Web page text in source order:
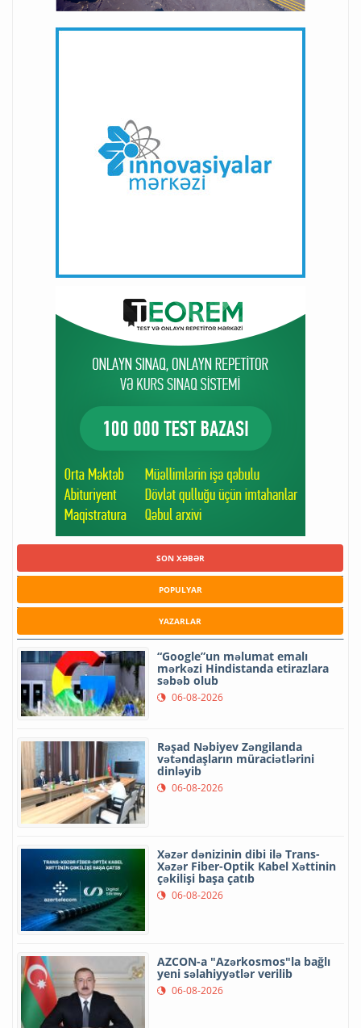
SON XƏBƏR
POPULYAR
YAZARLAR
“Google”un məlumat emalı
mərkəzi Hindistanda etirazlara
səbəb olub
06-08-2026
Rəşad Nəbiyev Zəngilanda
vətəndaşların müraciətlərini
dinləyib
06-08-2026
Xəzər dənizinin dibi ilə Trans-
Xəzər Fiber-Optik Kabel Xəttinin
çəkilişi başa çatıb
06-08-2026
AZCON-a "Azərkosmos"la bağlı
yeni səlahiyyətlər verilib
06-08-2026